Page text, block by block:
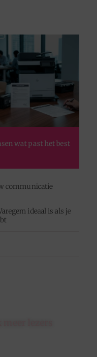
wat past het best
communicatie
ideaal is als je